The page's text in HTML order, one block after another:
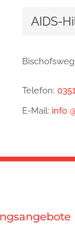
AIDS-
Telefon:
E-Mail: info